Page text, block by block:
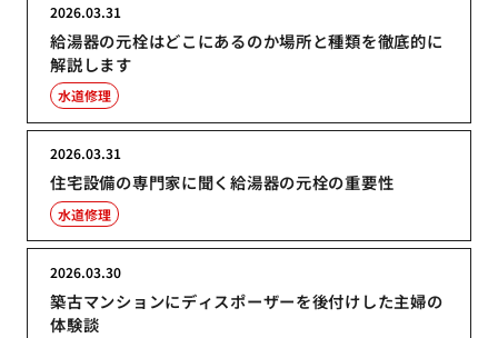
給湯器の元栓はどこにあるのか場所と種類を徹底的に
解説します
2026.03.31
水道修理
住宅設備の専門家に聞く給湯器の元栓の重要性
2026.03.31
水道修理
築古マンションにディスポーザーを後付けした主婦の
体験談
2026.03.30